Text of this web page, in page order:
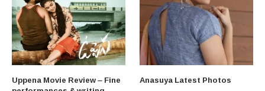
Uppena Movie Review – Fine Anasuya Latest Photos